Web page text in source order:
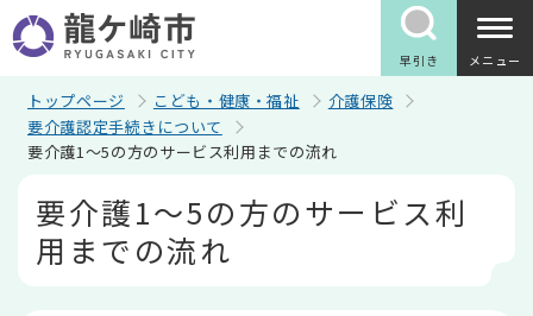
の
ペ
早引き メニュー
トップページ こども・健康・福祉
介護保険
要介護認定手続きについて
要介護1～5の方のサービス利用までの流れ
要介護1～5の方のサービス利
用までの流れ